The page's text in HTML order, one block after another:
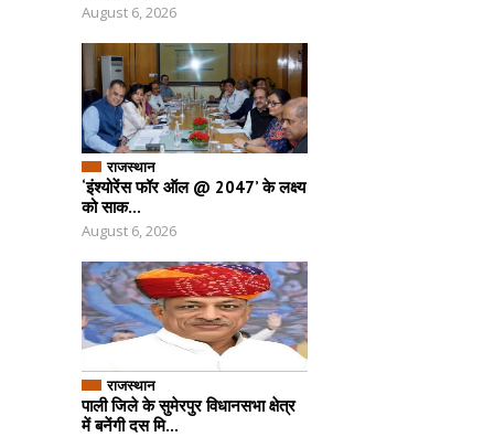
August 6, 2026
राजस्थान
‘इंश्योरेंस फॉर ऑल @ 2047’ के लक्ष्य
को साक...
August 6, 2026
राजस्थान
पाली जिले के सुमेरपुर विधानसभा क्षेत्र
में बनेंगी दस मि...